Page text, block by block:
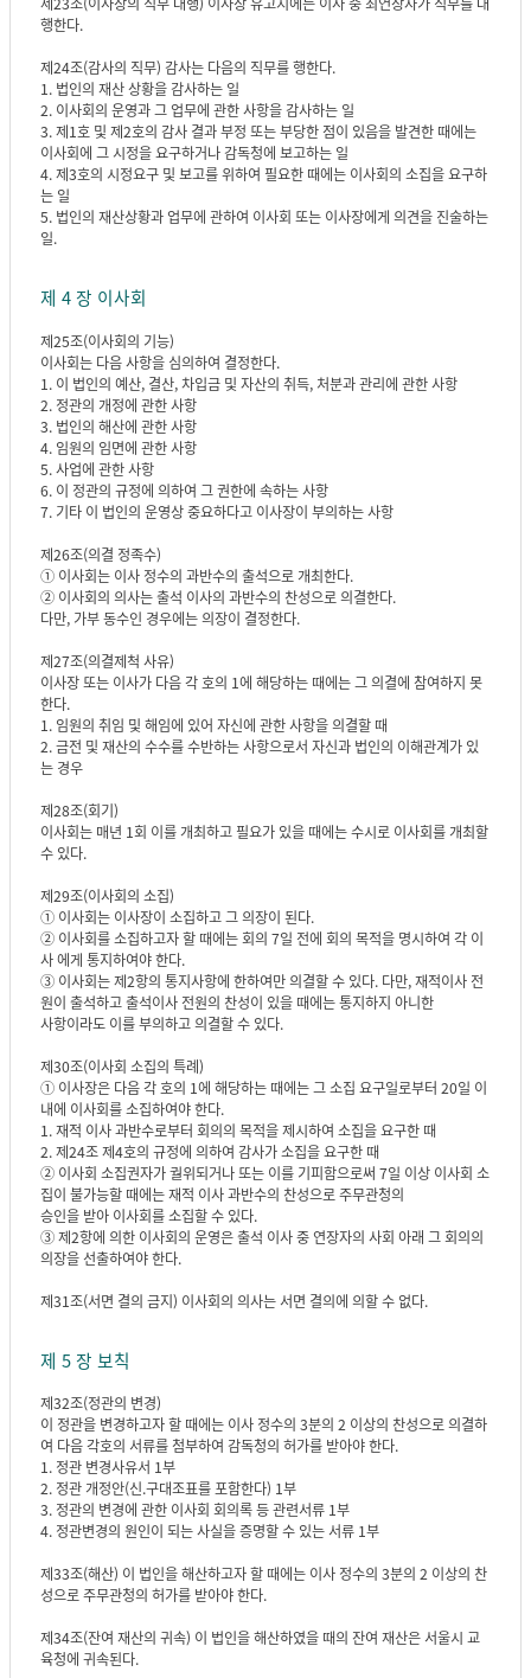
행한다.
제24조(감사의 직무) 감사는 다음의 직무를 행한다.
1. 법인의 재산 상황을 감사하는 일
2. 이사회의 운영과 그 업무에 관한 사항을 감사하는 일
3. 제1호 및 제2호의 감사 결과 부정 또는 부당한 점이 있음을 발견한 때에는
이사회에 그 시정을 요구하거나 감독청에 보고하는 일
4. 제3호의 시정요구 및 보고를 위하여 필요한 때에는 이사회의 소집을 요구하
는 일
5. 법인의 재산상황과 업무에 관하여 이사회 또는 이사장에게 의견을 진술하는
일.
제 4 장 이사회
제25조(이사회의 기능)
이사회는 다음 사항을 심의하여 결정한다.
1. 이 법인의 예산, 결산, 차입금 및 자산의 취득, 처분과 관리에 관한 사항
2. 정관의 개정에 관한 사항
3. 법인의 해산에 관한 사항
4. 임원의 임면에 관한 사항
5. 사업에 관한 사항
6. 이 정관의 규정에 의하여 그 권한에 속하는 사항
7. 기타 이 법인의 운영상 중요하다고 이사장이 부의하는 사항
제26조(의결 정족수)
① 이사회는 이사 정수의 과반수의 출석으로 개최한다.
② 이사회의 의사는 출석 이사의 과반수의 찬성으로 의결한다.
다만, 가부 동수인 경우에는 의장이 결정한다.
제27조(의결제척 사유)
이사장 또는 이사가 다음 각 호의 1에 해당하는 때에는 그 의결에 참여하지 못
한다.
1. 임원의 취임 및 해임에 있어 자신에 관한 사항을 의결할 때
2. 금전 및 재산의 수수를 수반하는 사항으로서 자신과 법인의 이해관계가 있
는 경우
제28조(회기)
이사회는 매년 1회 이를 개최하고 필요가 있을 때에는 수시로 이사회를 개최할
수 있다.
제29조(이사회의 소집)
① 이사회는 이사장이 소집하고 그 의장이 된다.
② 이사회를 소집하고자 할 때에는 회의 7일 전에 회의 목적을 명시하여 각 이
사 에게 통지하여야 한다.
③ 이사회는 제2항의 통지사항에 한하여만 의결할 수 있다. 다만, 재적이사 전
원이 출석하고 출석이사 전원의 찬성이 있을 때에는 통지하지 아니한
사항이라도 이를 부의하고 의결할 수 있다.
제30조(이사회 소집의 특례)
① 이사장은 다음 각 호의 1에 해당하는 때에는 그 소집 요구일로부터 20일 이
내에 이사회를 소집하여야 한다.
1. 재적 이사 과반수로부터 회의의 목적을 제시하여 소집을 요구한 때
2. 제24조 제4호의 규정에 의하여 감사가 소집을 요구한 때
② 이사회 소집권자가 궐위되거나 또는 이를 기피함으로써 7일 이상 이사회 소
집이 불가능할 때에는 재적 이사 과반수의 찬성으로 주무관청의
승인을 받아 이사회를 소집할 수 있다.
③ 제2항에 의한 이사회의 운영은 출석 이사 중 연장자의 사회 아래 그 회의의
의장을 선출하여야 한다.
제31조(서면 결의 금지) 이사회의 의사는 서면 결의에 의할 수 없다.
제 5 장 보칙
제32조(정관의 변경)
이 정관을 변경하고자 할 때에는 이사 정수의 3분의 2 이상의 찬성으로 의결하
여 다음 각호의 서류를 첨부하여 감독청의 허가를 받아야 한다.
1. 정관 변경사유서 1부
2. 정관 개정안(신.구대조표를 포함한다) 1부
3. 정관의 변경에 관한 이사회 회의록 등 관련서류 1부
4. 정관변경의 원인이 되는 사실을 증명할 수 있는 서류 1부
제33조(해산) 이 법인을 해산하고자 할 때에는 이사 정수의 3분의 2 이상의 찬
성으로 주무관청의 허가를 받아야 한다.
제34조(잔여 재산의 귀속) 이 법인을 해산하였을 때의 잔여 재산은 서울시 교
육청에 귀속된다.